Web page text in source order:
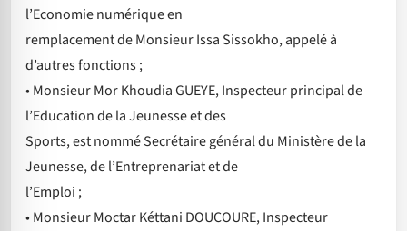
l’Economie numérique en
remplacement de Monsieur Issa Sissokho, appelé à
d’autres fonctions ;
• Monsieur Mor Khoudia GUEYE, Inspecteur principal de
l’Education de la Jeunesse et des
Sports, est nommé Secrétaire général du Ministère de la
Jeunesse, de l’Entreprenariat et de
l’Emploi ;
• Monsieur Moctar Kéttani DOUCOURE, Inspecteur